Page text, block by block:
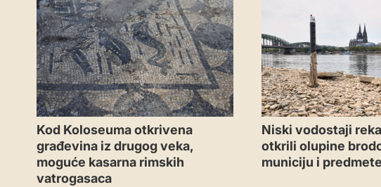
Kod Koloseuma otkrivena
građevina iz drugog veka,
moguće kasarna rimskih
vatrogasaca
Niski vodostaji
otkrili olupine
municiju i predmete